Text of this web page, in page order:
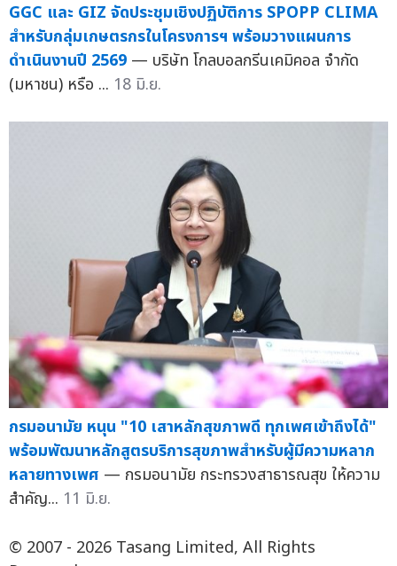
GGC และ GIZ จัดประชุมเชิงปฏิบัติการ SPOPP CLIMA
สำหรับกลุ่มเกษตรกรในโครงการฯ พร้อมวางแผนการ
ดำเนินงานปี 2569 — บริษัท โกลบอลกรีนเคมิคอล จำกัด
(มหาชน) หรือ ... 18 มิ.ย.
กรมอนามัย หนุน "10 เสาหลักสุขภาพดี ทุกเพศเข้าถึงได้"
พร้อมพัฒนาหลักสูตรบริการสุขภาพสำหรับผู้มีความหลาก
หลายทางเพศ — กรมอนามัย กระทรวงสาธารณสุข ให้ความ
สำคัญ... 11 มิ.ย.
© 2007 - 2026 Tasang Limited, All Rights